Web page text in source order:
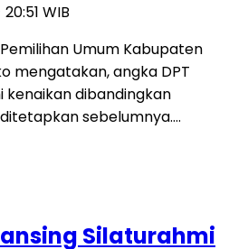
WIB
Umum Kabupaten
mengatakan, angka DPT
kenaikan dibandingkan
sebelumnya….
Silaturahmi